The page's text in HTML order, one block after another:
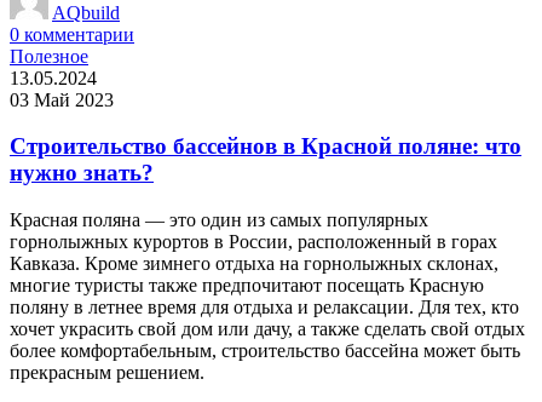
AQbuild
0 комментарии
Полезное
13.05.2024
03 Май 2023
Строительство бассейнов в Красной поляне: что
нужно знать?
Красная поляна — это один из самых популярных
горнолыжных курортов в России, расположенный в горах
Кавказа. Кроме зимнего отдыха на горнолыжных склонах,
многие туристы также предпочитают посещать Красную
поляну в летнее время для отдыха и релаксации. Для тех, кто
хочет украсить свой дом или дачу, а также сделать свой отдых
более комфортабельным, строительство бассейна может быть
прекрасным решением.